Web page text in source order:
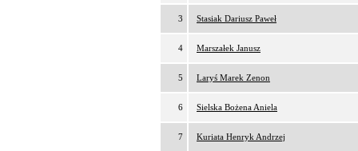
3 Stasiak Dariusz Paweł
4 Marszałek Janusz
5 Laryś Marek Zenon
6 Sielska Bożena Aniela
7 Kuriata Henryk Andrzej